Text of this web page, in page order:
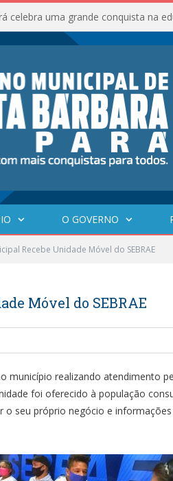
celebra uma grande conquista na
O GOVERNO
Recebe Unidade Móvel do SEBRAE
Móvel do SEBRAE
município realizando atendimento
foi oferecido à população
seu próprio negócio e